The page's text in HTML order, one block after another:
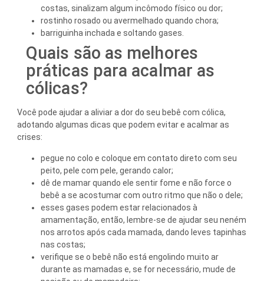
costas, sinalizam algum incômodo físico ou dor;
rostinho rosado ou avermelhado quando chora;
barriguinha inchada e soltando gases.
Quais são as melhores
práticas para acalmar as
cólicas?
Você pode ajudar a aliviar a dor do seu bebê com cólica,
adotando algumas dicas que podem evitar e acalmar as
crises:
pegue no colo e coloque em contato direto com seu
peito, pele com pele, gerando calor;
dê de mamar quando ele sentir fome e não force o
bebê a se acostumar com outro ritmo que não o dele;
esses gases podem estar relacionados à
amamentação, então, lembre-se de ajudar seu neném
nos arrotos após cada mamada, dando leves tapinhas
nas costas;
verifique se o bebê não está engolindo muito ar
durante as mamadas e, se for necessário, mude de